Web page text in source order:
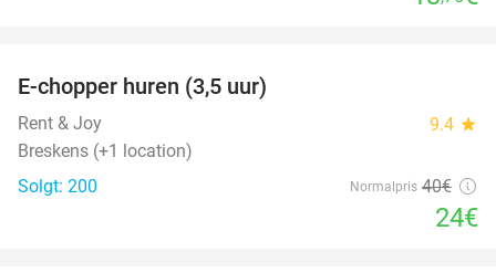
E-chopper huren (3,5 uur)
Rent & Joy 9.4 star
Breskens (+1 location)
Solgt: 200
Normalpris 40€
24€